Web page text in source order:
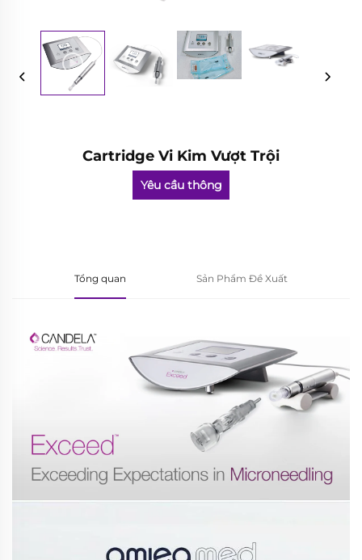
Cartridge Vi Kim Vượt Trội
Yêu cầu thông
Tổng quan Sản Phẩm Đề Xuất